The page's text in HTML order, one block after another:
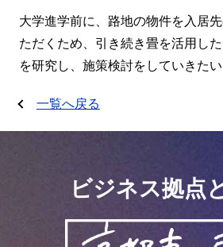
大学進学前に、路地の物件を入居
ただくため、引き続き畳を活用し
を研究し、施策検討をしていきたい
一覧へ戻る
ビジネス拠点